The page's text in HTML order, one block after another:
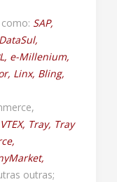
SAP,
e-Millenium,
Linx, Bling,
Tray, Tray
outras;